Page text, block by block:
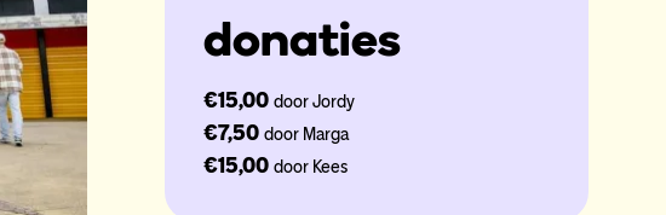
donaties
€15,00 door Jordy
€7,50 door Marga
€15,00 door Kees